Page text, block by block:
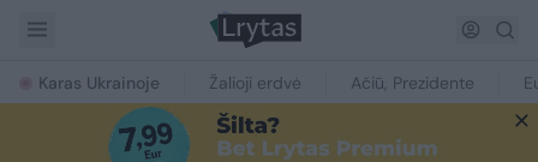
Karas Ukrainoje Žalioji erdvė Ačiū, Prezidente